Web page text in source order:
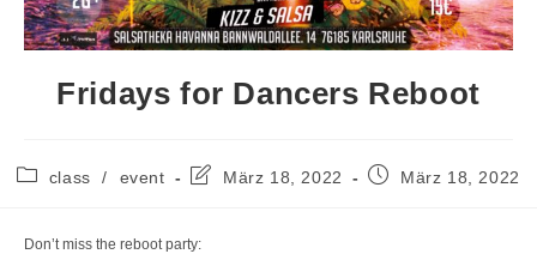
Fridays for Dancers Reboot
Beitrags-
class / event
Beitrag
am:
März 18, 2022
BeitragMärz 18, 2022
Don’t miss the reboot party: